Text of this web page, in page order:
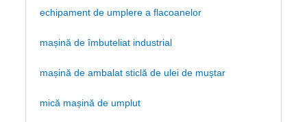
echipament de umplere a flacoanelor
mașină de îmbuteliat industrial
mașină de ambalat sticlă de ulei de muștar
mică mașină de umplut